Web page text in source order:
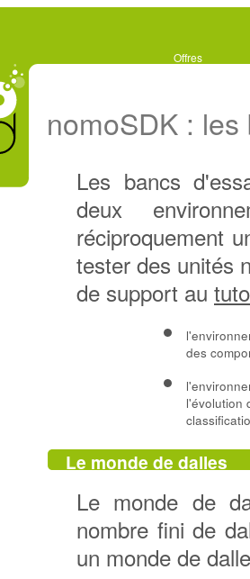
Offres
nomoSDK :
Les bancs
deux
réciproquement
tester des unités
de support au
des
l'évolution
Le monde de dalles
Le monde de
nombre fini de
un monde de